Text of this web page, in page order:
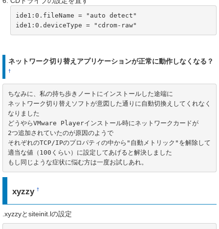
ide1:0.fileName = "auto detect"
ide1:0.deviceType = "cdrom-raw"
ネットワーク切り替えアプリケーションが正常に動作しなくなる？
†
ちなみに、私の持ち歩きノートにインストールした途端に
ネットワーク切り替えソフトが意図した通りに自動切換えしてくれなく
なりました
どうやらVMware Playerインストール時にネットワークカードが
2つ追加されていたのが原因のようで
それぞれのTCP/IPのプロパティの中から"自動メトリック"を解除して
適当な値（100くらい）に設定してあげると解決しました
もし同じような症状に悩む方は一度お試しあれ。
xyzzy†
.xyzzyとsiteinit.lの設定